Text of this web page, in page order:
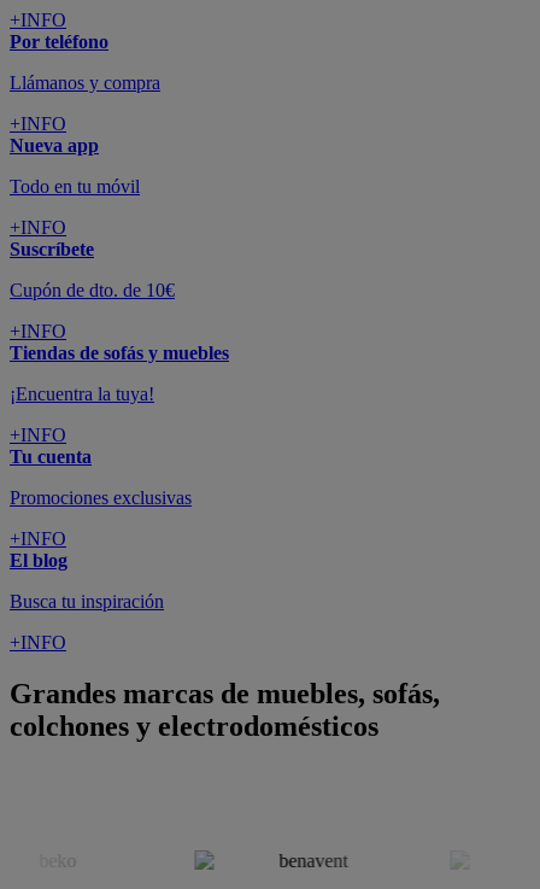
+INFO
Por teléfono
Llámanos y compra
+INFO
Nueva app
Todo en tu móvil
+INFO
Suscríbete
Cupón de dto. de 10€
+INFO
Tiendas de sofás y muebles
¡Encuentra la tuya!
+INFO
Tu cuenta
Promociones exclusivas
+INFO
El blog
Busca tu inspiración
+INFO
Grandes marcas de muebles, sofás,
colchones y electrodomésticos